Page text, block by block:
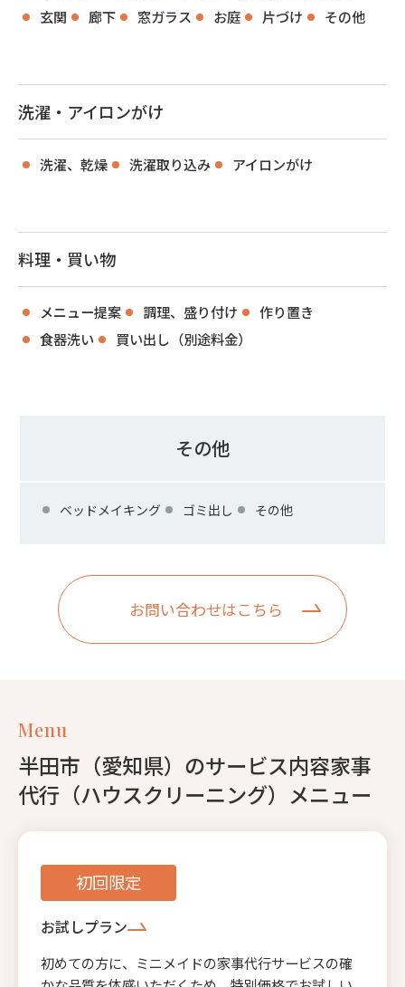
玄関
廊下 窓ガラス お庭 片づけ その他
洗濯・アイロンがけ
洗濯、乾燥 洗濯取り込み アイロンがけ
料理・買い物
メニュー提案 調理、盛り付け
作り置き
食器洗い
買い出し（別途料金）
その他
ベッドメイキング ゴミ出し その他
お問い合わせはこちら
Menu
半田市（愛知県）のサービス内容家事
代行（ハウスクリーニング）メニュー
初回限定
お試しプラン
初めての方に、ミニメイドの家事代行サービスの確